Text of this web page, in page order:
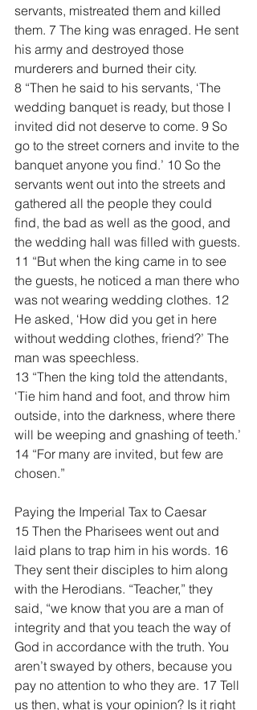
servants, mistreated them and killed
them. 7 The king was enraged. He sent
his army and destroyed those
murderers and burned their city.
8 “Then he said to his servants, ‘The
wedding banquet is ready, but those I
invited did not deserve to come. 9 So
go to the street corners and invite to the
banquet anyone you find.’ 10 So the
servants went out into the streets and
gathered all the people they could
find, the bad as well as the good, and
the wedding hall was filled with guests.
11 “But when the king came in to see
the guests, he noticed a man there who
was not wearing wedding clothes. 12
He asked, ‘How did you get in here
without wedding clothes, friend?’ The
man was speechless.
13 “Then the king told the attendants,
‘Tie him hand and foot, and throw him
outside, into the darkness, where there
will be weeping and gnashing of teeth.’
14 “For many are invited, but few are
chosen.”
Paying the Imperial Tax to Caesar
15 Then the Pharisees went out and
laid plans to trap him in his words. 16
They sent their disciples to him along
with the Herodians. “Teacher,” they
said, “we know that you are a man of
integrity and that you teach the way of
God in accordance with the truth. You
aren’t swayed by others, because you
pay no attention to who they are. 17 Tell
us then, what is your opinion? Is it right